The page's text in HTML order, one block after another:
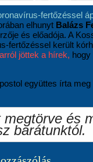
fertőzéssel
elhunyt Balázs
és előadója. A
fertőzéssel került
jöttek a hírek, hogy
együttes írta
megtörve és
barátunktól.